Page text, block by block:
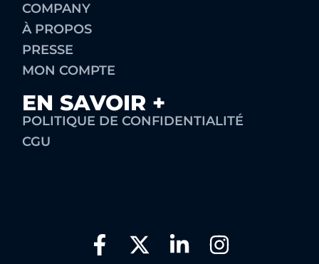
COMPANY
À PROPOS
PRESSE
MON COMPTE
EN SAVOIR +
POLITIQUE DE CONFIDENTIALITÉ
CGU